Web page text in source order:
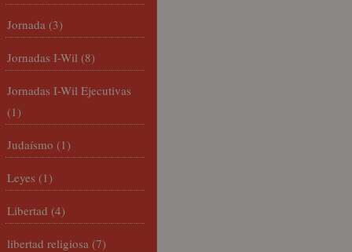
Jornada (3)
Jornadas I-Wil (8)
Jornadas I-Wil Ejecutivas
(1)
Judaísmo (1)
Leyes (1)
Libertad (4)
libertad religiosa (7)